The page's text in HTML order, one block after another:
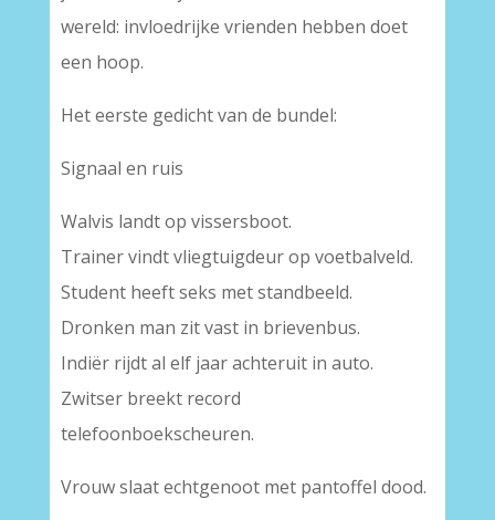
wereld: invloedrijke vrienden hebben doet
een hoop.
Het eerste gedicht van de bundel:
Signaal en ruis
Walvis landt op vissersboot.
Trainer vindt vliegtuigdeur op voetbalveld.
Student heeft seks met standbeeld.
Dronken man zit vast in brievenbus.
Indiër rijdt al elf jaar achteruit in auto.
Zwitser breekt record
telefoonboekscheuren.
Vrouw slaat echtgenoot met pantoffel dood.